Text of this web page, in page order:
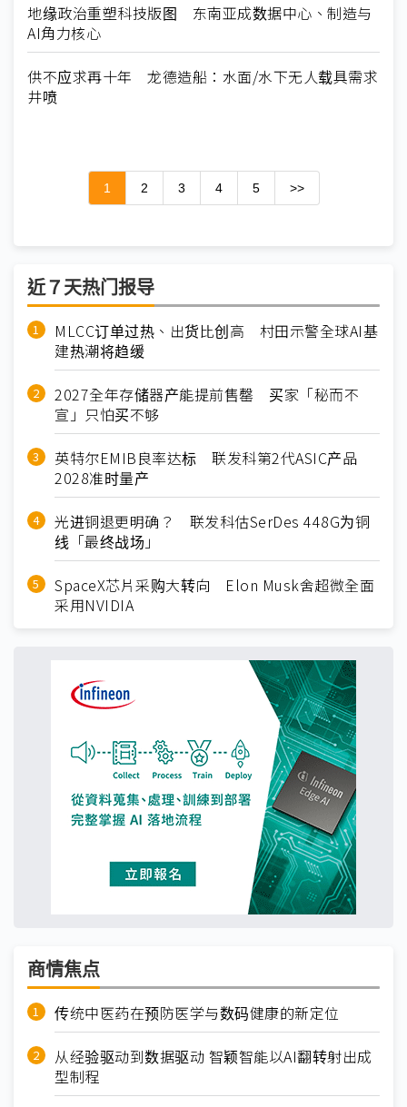
地缘政治重塑科技版图 东南亚成数据中心、制造与
AI角力核心
供不应求再十年 龙德造船：水面/水下无人载具需求
井喷
1 2 3 4 5 >>
近７天热门报导
MLCC订单过热、出货比创高 村田示警全球AI基
建热潮将趋缓
2027全年存储器产能提前售罄 买家「秘而不
宣」只怕买不够
英特尔EMIB良率达标 联发科第2代ASIC产品
2028准时量产
光进铜退更明确？ 联发科估SerDes 448G为铜
线「最终战场」
SpaceX芯片采购大转向 Elon Musk舍超微全面
采用NVIDIA
商情焦点
传统中医药在预防医学与数码健康的新定位
从经验驱动到数据驱动 智颖智能以AI翻转射出成
型制程